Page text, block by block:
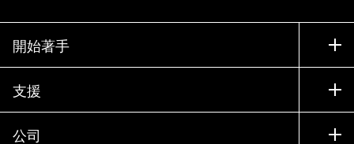
我们携手共赢 我们的客户则是最大赢家
開始著手
如何購買
聯絡銷售人員
支援
支援
公司